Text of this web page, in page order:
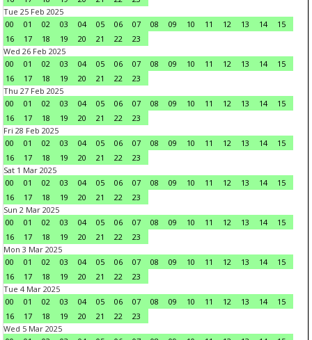
Tue 25 Feb 2025
00
01 02 03 04 05 06 07 08 09 10 11 12 13 14
15
16
17 18 19 20 21 22
23
Wed 26 Feb 2025
00
01 02 03 04 05 06 07 08 09 10 11 12 13 14
15
16
17 18 19 20 21 22
23
Thu 27 Feb 2025
00
01 02 03 04 05 06 07 08 09 10 11 12 13 14
15
16
17 18 19 20 21 22
23
Fri 28 Feb 2025
00
01 02 03 04 05 06 07 08 09 10 11 12 13 14
15
16
17 18 19 20 21 22
23
Sat 1 Mar 2025
00
01 02 03 04 05 06 07 08 09 10 11 12 13 14
15
16
17 18 19 20 21 22
23
Sun 2 Mar 2025
00
01 02 03 04 05 06 07 08 09 10 11 12 13 14
15
16
17 18 19 20 21 22
23
Mon 3 Mar 2025
00
01 02 03 04 05 06 07 08 09 10 11 12 13 14
15
16
17 18 19 20 21 22
23
Tue 4 Mar 2025
00
01 02 03 04 05 06 07 08 09 10 11 12 13 14
15
16
17 18 19 20 21 22
23
Wed 5 Mar 2025